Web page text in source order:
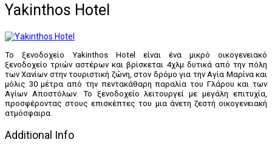
Yakinthos Hotel
Το ξενοδοχείο Yakinthos Hotel είναι ένα μικρό οικογενειακό
ξενοδοχείο τριών αστέρων και βρίσκεται 4χλμ δυτικά από την πόλη
των Χανίων στην τουριστική ζώνη, στον δρόμο για την Αγία Μαρίνα και
μόλις 30 μέτρα από την πεντακάθαρη παραλία του Γλάρου και των
Αγίων Αποστόλων. Το ξενοδοχείο λειτουργεί με μεγάλη επιτυχία,
προσφέροντας στους επισκέπτες του μια άνετη ζεστή οικογενειακή
ατμόσφαιρα.
Additional Info